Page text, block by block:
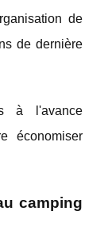
de
de dernière
à l'avance
économiser
camping